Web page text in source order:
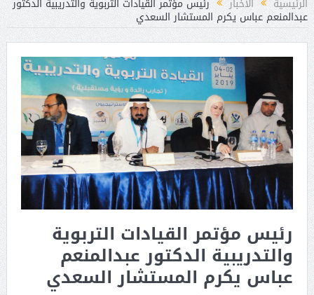
عبدالمنعم عباس يكرم المستشار السعدي
رئيس مؤتمر القيادات التربوية
والتدريبية الدكتور عبدالمنعم
عباس يكرم المستشار السعدي